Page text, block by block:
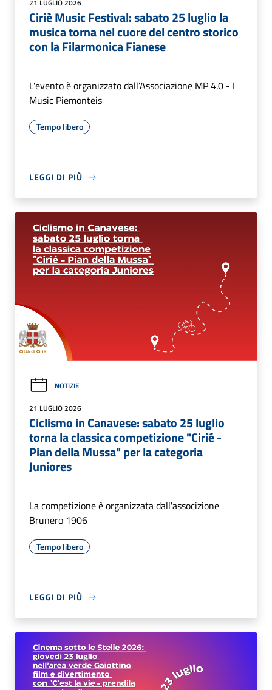
21 LUGLIO 2026
Ciriè Music Festival: sabato 25 luglio la
musica torna nel cuore del centro storico
con la Filarmonica Fianese
L'evento è organizzato dall’Associazione MP 4.0 - I
Music Piemonteis
Tempo libero
LEGGI DI PIÙ
NOTIZIE
21 LUGLIO 2026
Ciclismo in Canavese: sabato 25 luglio
torna la classica competizione "Cirié -
Pian della Mussa" per la categoria
Juniores
La competizione è organizzata dall'associzione
Brunero 1906
Tempo libero
LEGGI DI PIÙ